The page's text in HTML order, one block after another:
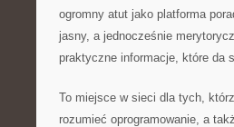
ogromny atut jako platforma
jasny, a jednocześnie
praktyczne informacje, które da
To miejsce w sieci dla tych,
rozumieć oprogramowanie, a